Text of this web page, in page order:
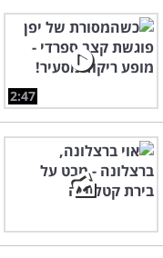
2:47